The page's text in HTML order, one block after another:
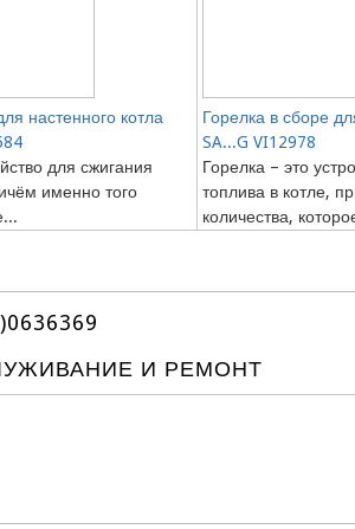
настенного котла
для сжигания
именно того
Горелка в сборе
SA...G VI12978
Горелка – это
топлива в котле,
количества,
И РЕМОНТ